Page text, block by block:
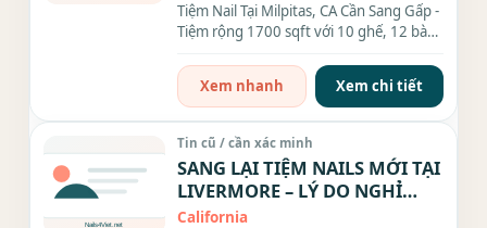
Tiệm Nail Tại Milpitas, CA Cần Sang Gấp -
Tiệm rộng 1700 sqft với 10 ghế, 12 bàn,
Xem nhanh
Xem chi tiết
Tin cũ / cần xác minh
SANG LẠI TIỆM NAILS MỚI TẠI
LIVERMORE – LÝ DO NGHỈ
HƯU
California